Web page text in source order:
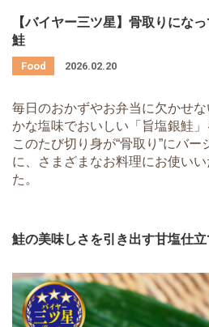
【バイヤー三ツ星】骨取りにな
鮭
2026.02.20
毎日のおかずやお弁当に欠かせ
かな塩味でおいしい「旨塩銀鮭」
このたび切り身が“骨取り”にバ
に、さまざまなお料理にお使い
た。
鮭の美味しさを引き出す甘塩仕